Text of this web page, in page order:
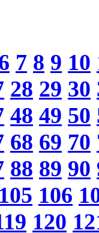
7 8 9 10
28 29 30
48 49 50
68 69 70
88 89 90
105 106
120